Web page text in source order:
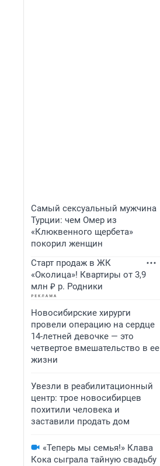
Самый сексуальный мужчина
Турции: чем Омер из
«Клюквенного щербета»
покорил женщин
Старт продаж в ЖК
«Околица»! Квартиры от 3,9
млн ₽ р. Родники
Новосибирские хирурги
провели операцию на сердце
14-летней девочке — это
четвертое вмешательство в ее
жизни
Увезли в реабилитационный
центр: трое новосибирцев
похитили человека и
заставили продать дом
«Теперь мы семья!» Клава
Кока сыграла тайную свадьбу